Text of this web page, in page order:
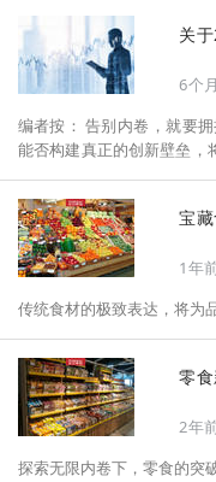
关
6个
编者按： 告别内卷，就要拥抱确定的历史性机遇：未来食品健康化。而
能否构建真正的创新壁垒，将
将以“创新产品”透视“未来
拆解年度标杆的增长逻辑
养”“清洁标签”等热门赛道
机会、企业战略布局以及渠
宝
1年
传统食材的极致表达，将为
零
2年
探索无限内卷下，零食的突